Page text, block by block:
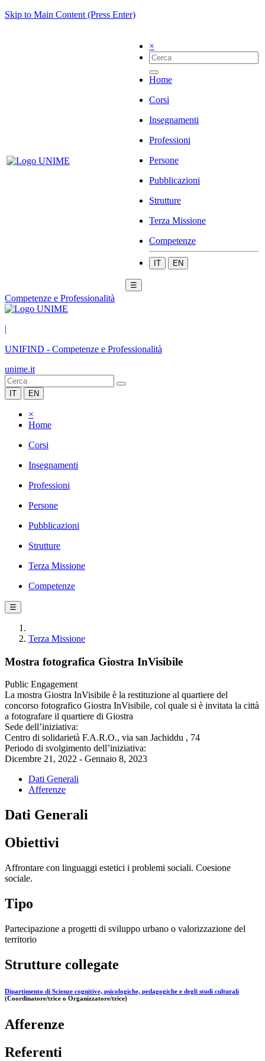
Skip to Main Content (Press Enter)
×
Home
Corsi
Insegnamenti
Professioni
Persone
Pubblicazioni
Strutture
Terza Missione
Competenze
IT EN
☰
Competenze e Professionalità
|
UNIFIND - Competenze e Professionalità
unime.it
IT EN
×
Home
Corsi
Insegnamenti
Professioni
Persone
Pubblicazioni
Strutture
Terza Missione
Competenze
☰
Terza Missione
Mostra fotografica Giostra InVisibile
Public Engagement
La mostra Giostra InVisibile è la restituzione al quartiere del
concorso fotografico Giostra InVisibile, col quale si è invitata la città
a fotografare il quartiere di Giostra
Sede dell’iniziativa:
Centro di solidarietà F.A.R.O., via san Jachiddu , 74
Periodo di svolgimento dell’iniziativa:
Dicembre 21, 2022 - Gennaio 8, 2023
Dati Generali
Afferenze
Dati Generali
Obiettivi
Affrontare con linguaggi estetici i problemi sociali. Coesione
sociale.
Tipo
Partecipazione a progetti di sviluppo urbano o valorizzazione del
territorio
Strutture collegate
Dipartimento di Scienze cognitive, psicologiche, pedagogiche e degli studi culturali
(Coordinatore/trice o Organizzatore/trice)
Afferenze
Referenti